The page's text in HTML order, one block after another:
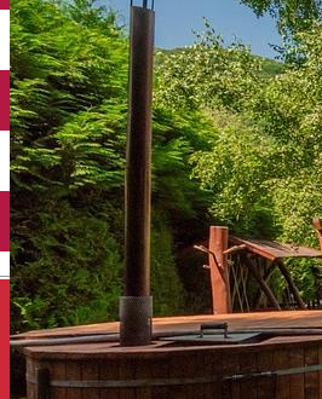
English
Închirieri auto
Închirieri de biciclete